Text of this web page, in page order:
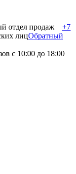
отдел продаж
+7
лицОбратный
с 10:00 до 18:00